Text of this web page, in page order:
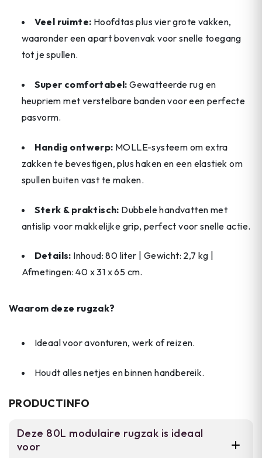
Veel ruimte: Hoofdtas plus vier grote vakken,
waaronder een apart bovenvak voor snelle toegang
tot je spullen.
Super comfortabel: Gewatteerde rug en
heupriem met verstelbare banden voor een perfecte
pasvorm.
Handig ontwerp: MOLLE-systeem om extra
zakken te bevestigen, plus haken en een elastiek om
spullen buiten vast te maken.
Sterk & praktisch: Dubbele handvatten met
antislip voor makkelijke grip, perfect voor snelle actie.
Details: Inhoud: 80 liter | Gewicht: 2,7 kg |
Afmetingen: 40 x 31 x 65 cm.
Waarom deze rugzak?
Ideaal voor avonturen, werk of reizen.
Houdt alles netjes en binnen handbereik.
PRODUCTINFO
Deze 80L modulaire rugzak is ideaal
voor